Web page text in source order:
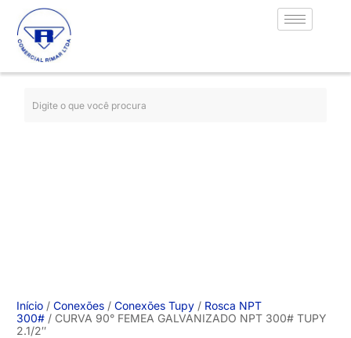
Início /Conexões /Conexões Tupy / Rosca NPT
300# / CURVA 90° FEMEA GALVANIZADO NPT 300# TUPY
2.1/2″